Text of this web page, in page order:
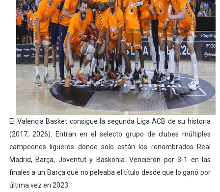
Mundial de piragüismo slalom 2026 (Oklahoma City,
Tour de Francia masculino 2026 - Tadej Pogacar
Mundial de Fórmula 1 2026 - Lando Norris consigue
Copa del Mundo femenina 2026 - Estados Unidos
Campeonato de Europa de saltos 2026 (París,
El Valencia Basket consigue la segunda Liga ACB de su historia
(2017, 2026). Entran en el selecto grupo de clubes múltiples
campeones ligueros donde solo están los renombrados Real
Madrid, Barça, Joventut y Baskonia. Vencieron por 3-1 en las
finales a un Barça que no peleaba el título desde que lo ganó por
última vez en 2023.